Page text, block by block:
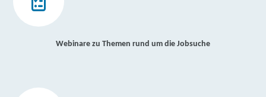
Webinare zu Themen rund um die Jobsuche